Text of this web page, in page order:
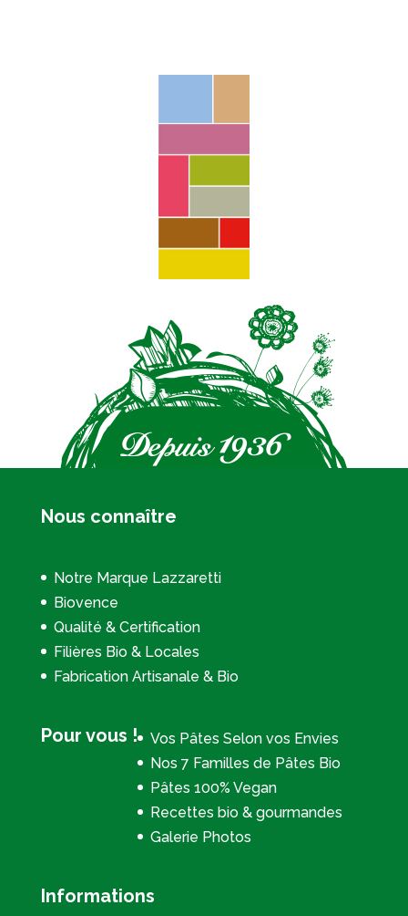
Nous connaître
Notre Marque Lazzaretti
Biovence
Qualité & Certification
Filières Bio & Locales
Fabrication Artisanale & Bio
Pour vous !
Vos Pâtes Selon vos Envies
Nos 7 Familles de Pâtes Bio
Pâtes 100% Vegan
Recettes bio & gourmandes
Galerie Photos
Informations